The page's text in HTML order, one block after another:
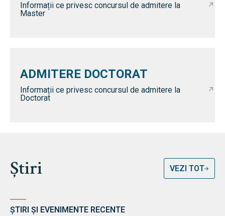
Informații ce privesc concursul de admitere la
Master
ADMITERE DOCTORAT
Informații ce privesc concursul de admitere la
Doctorat
Știri VEZI TOT
ȘTIRI ȘI EVENIMENTE RECENTE